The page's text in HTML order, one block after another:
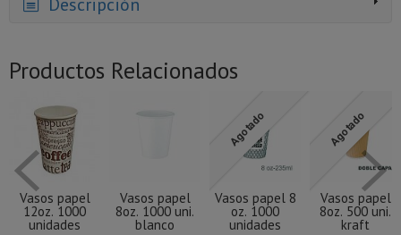
Descripción
Productos Relacionados
Vasos papel
12oz. 1000
unidades
Vasos papel
8oz. 1000 uni.
blanco
Agotado
Vasos papel 8
oz. 1000
unidades
Agotado
Vasos papel
8oz. 500 uni.
kraft